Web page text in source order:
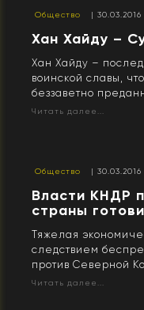
Общество | 30.03.2016
​Хан Хайду –
Хан Хайду –
воинской славы,
беззаветно
Читать далее...
Общество | 30.03.2016
Власти КНДР
страны
Тяжелая
следствием
против Северной
Читать далее...